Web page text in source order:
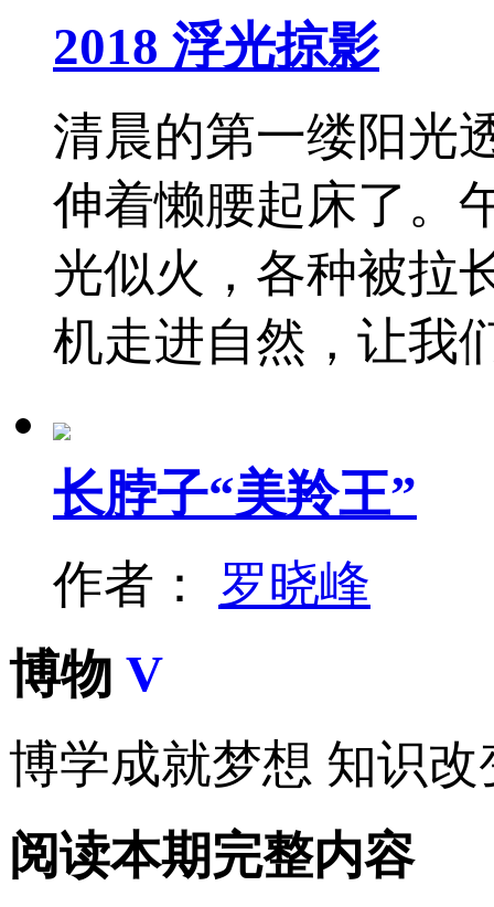
2018 浮光掠影
清晨的第一缕阳光
伸着懒腰起床了。
光似火，各种被拉
机走进自然，让
长脖子“美羚王”
作者： 罗晓峰
博物 V
博学成就梦想 知识改
阅读本期完整内容